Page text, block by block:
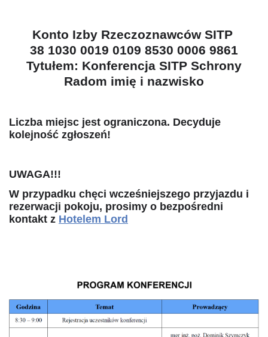
Konto Izby Rzeczoznawców SITP
38 1030 0019 0109 8530 0006 9861
Tytułem: Konferencja SITP Schrony
Radom imię i nazwisko
Liczba miejsc jest ograniczona. Decyduje
kolejność zgłoszeń!
UWAGA!!!
W przypadku chęci wcześniejszego przyjazdu i
rezerwacji pokoju, prosimy o bezpośredni
kontakt z Hotelem Lord